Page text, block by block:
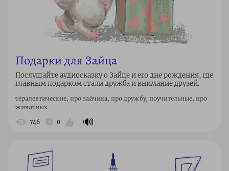
Подарки для Зайца
Послушайте аудиосказку о Зайце и его дне рождения, где
главным подарком стали дружба и внимание друзей.
терапевтические, про зайчика, про дружбу, поучительные, про
животных
746 0 🔊